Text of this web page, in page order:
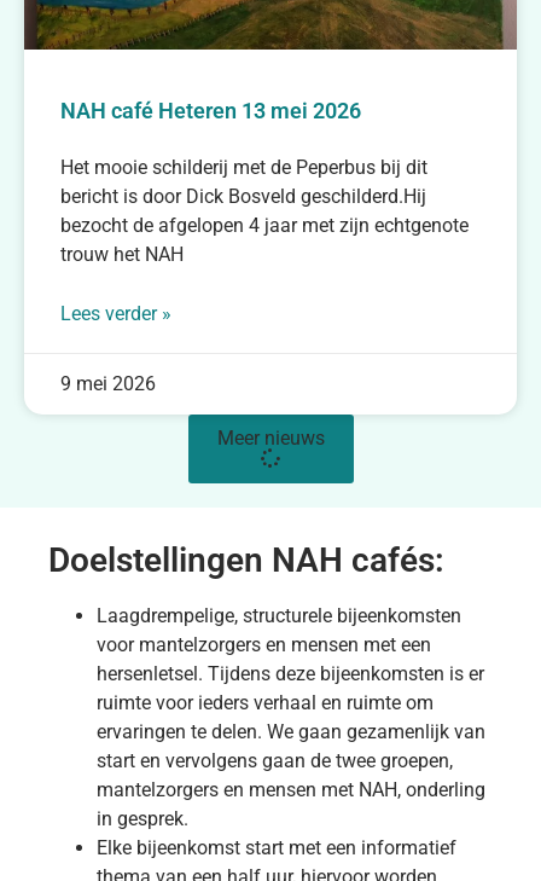
NAH café Heteren 13 mei 2026
Het mooie schilderij met de Peperbus bij dit
bericht is door Dick Bosveld geschilderd.Hij
bezocht de afgelopen 4 jaar met zijn echtgenote
trouw het NAH
Lees verder »
9 mei 2026
Meer nieuws
Doelstellingen NAH cafés:
Laagdrempelige, structurele bijeenkomsten
voor mantelzorgers en mensen met een
hersenletsel. Tijdens deze bijeenkomsten is er
ruimte voor ieders verhaal en ruimte om
ervaringen te delen. We gaan gezamenlijk van
start en vervolgens gaan de twee groepen,
mantelzorgers en mensen met NAH, onderling
in gesprek.
Elke bijeenkomst start met een informatief